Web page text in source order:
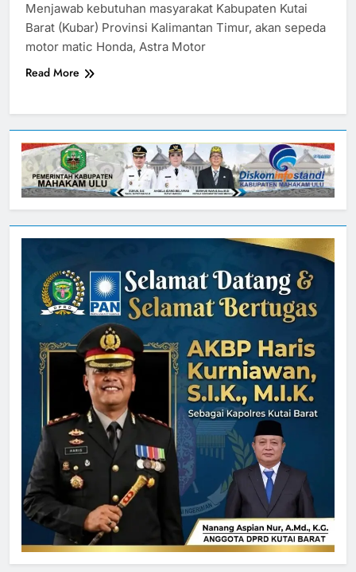
Menjawab kebutuhan masyarakat Kabupaten Kutai
Barat (Kubar) Provinsi Kalimantan Timur, akan sepeda
motor matic Honda, Astra Motor
Read More